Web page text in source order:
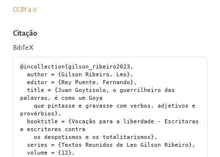
CC BY 4.0
Citação
BibTeX
@incollection{gilson_ribeiro2023,
  author = {Gilson Ribeiro, Leo},
  editor = {Rey Puente, Fernando},
  title = {Juan Goytisolo, o guerrilheiro das
palavras, é como um Goya
    que pintasse e gravasse com verbos, adjetivos e
provérbios},
e escritores contra
    os despotismos e os totalitarismos},
  volume = {12},